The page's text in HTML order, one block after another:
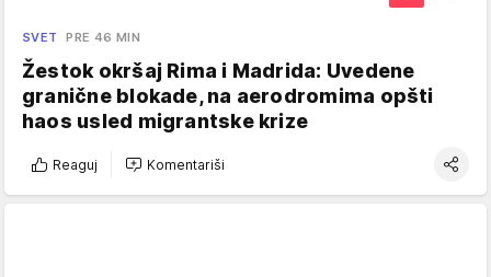
SVET PRE 46 MIN
Žestok okršaj Rima i Madrida: Uvedene
granične blokade, na aerodromima opšti
haos usled migrantske krize
Reaguj Komentariši